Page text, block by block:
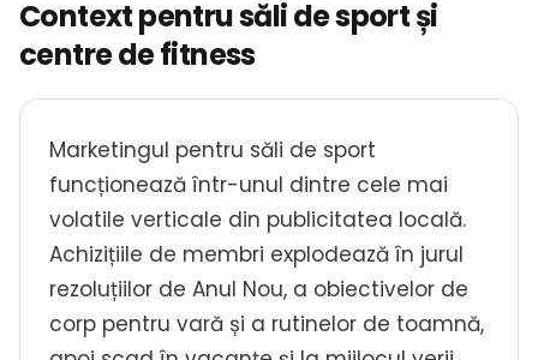
Context pentru săli de sport și
centre de fitness
Marketingul pentru săli de sport
funcționează într-unul dintre cele mai
volatile verticale din publicitatea locală.
Achizițiile de membri explodează în jurul
rezoluțiilor de Anul Nou, a obiectivelor de
corp pentru vară și a rutinelor de toamnă,